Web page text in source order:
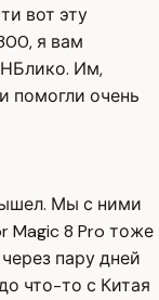
вот эту
я вам
Им,
помогли очень
Мы с ними
Magic 8 Pro тоже
пару дней
что-то с Китая